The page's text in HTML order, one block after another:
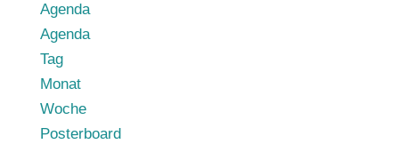
Agenda
Agenda
Tag
Monat
Woche
Posterboard